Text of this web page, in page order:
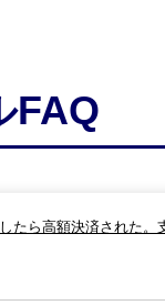
FAQ
たら高額決済された。